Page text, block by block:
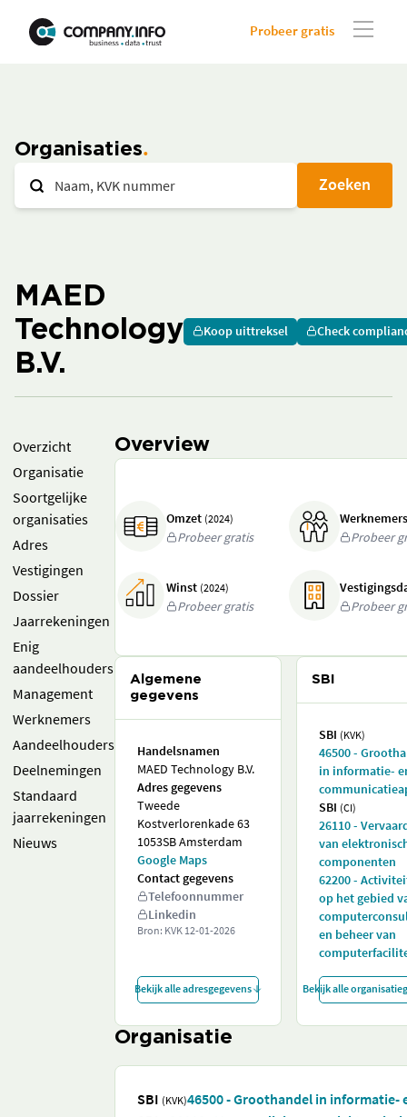
Probeer gratis
Organisaties
Zoeken
MAED
Technology
B.V.
Koop uittreksel Check
Overzicht
Organisatie
Soortgelijke
organisaties
Adres
Vestigingen
Dossier
Jaarrekeningen
Enig
aandeelhouders
Management
Werknemers
Aandeelhouders
Deelnemingen
Standaard
jaarrekeningen
Nieuws
Overview
Omzet (2024)
Probeer gratis
Probeer
Winst (2024)
Probeer gratis
Probeer
Algemene
gegevens
Handelsnamen
MAED Technology B.V.
Adres gegevens
Tweede
Kostverlorenkade 63
1053SB Amsterdam
Google Maps
Contact gegevens
Telefoonnummer
Linkedin
Bron: KVK 12-01-2026
Bekijk alle adresgegevens
SBI
SBI (KVK)
46500 -
in informatie-
SBI (CI)
26110 -
van
componenten
62200 -
op het gebied
en beheer van
Bekijk alle
Organisatie
SBI (KVK)46500 - Groothandel in